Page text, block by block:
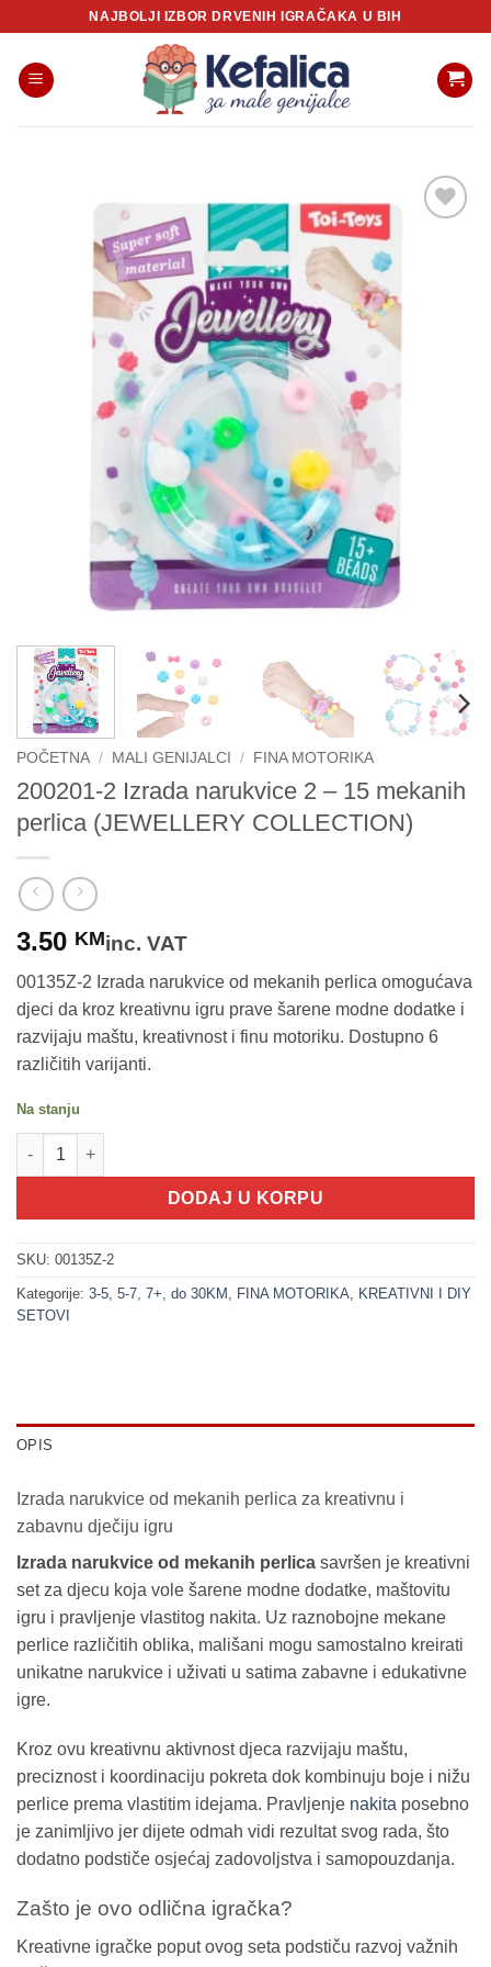
content
NAJBOLJI IZBOR DRVENIH IGRAČAKA U BIH
POČETNA / MALI GENIJALCI / FINA MOTORIKA
200201-2 Izrada narukvice 2 – 15 mekanih
perlica (JEWELLERY COLLECTION)
3.50 KMinc. VAT
00135Z-2 Izrada narukvice od mekanih perlica omogućava
djeci da kroz kreativnu igru prave šarene modne dodatke i
razvijaju maštu, kreativnost i finu motoriku. Dostupno 6
različitih varijanti.
Na stanju
200201-2 Izrada narukvice 2 - 15 mekanih perlica (JEWELLERY
DODAJ U KORPU
SKU: 00135Z-2
Kategorije: 3-5 5-7 7+ do 30KM FINA MOTORIKA
KREATIVNI I DIY
SETOVI
OPIS
Izrada narukvice od mekanih perlica za kreativnu i
zabavnu dječiju igru
Izrada narukvice od mekanih perlica savršen je kreativni
set za djecu koja vole šarene modne dodatke, maštovitu
igru i pravljenje vlastitog nakita. Uz raznobojne mekane
perlice različitih oblika, mališani mogu samostalno kreirati
unikatne narukvice i uživati u satima zabavne i edukativne
igre.
Kroz ovu kreativnu aktivnost djeca razvijaju maštu,
preciznost i koordinaciju pokreta dok kombinuju boje i nižu
perlice prema vlastitim idejama. Pravljenje nakita posebno
je zanimljivo jer dijete odmah vidi rezultat svog rada, što
dodatno podstiče osjećaj zadovoljstva i samopouzdanja.
Zašto je ovo odlična igračka?
Kreativne igračke poput ovog seta podstiču razvoj važnih